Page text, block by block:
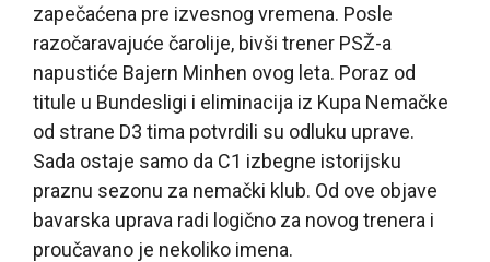
zapečaćena pre izvesnog vremena. Posle
razočaravajuće čarolije, bivši trener PSŽ-a
napustiće Bajern Minhen ovog leta. Poraz od
titule u Bundesligi i eliminacija iz Kupa Nemačke
od strane D3 tima potvrdili su odluku uprave.
Sada ostaje samo da C1 izbegne istorijsku
praznu sezonu za nemački klub. Od ove objave
bavarska uprava radi logično za novog trenera i
proučavano je nekoliko imena.